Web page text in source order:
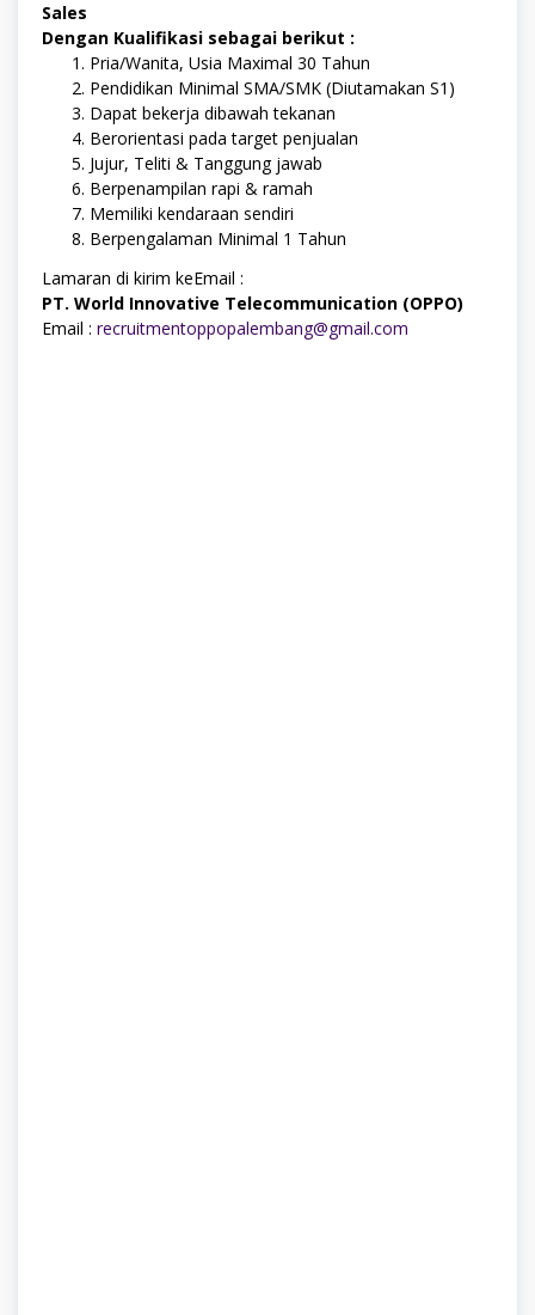
Sales
Dengan Kualifikasi sebagai berikut :
Pria/Wanita, Usia Maximal 30 Tahun
Pendidikan Minimal SMA/SMK (Diutamakan S1)
Dapat bekerja dibawah tekanan
Berorientasi pada target penjualan
Jujur, Teliti & Tanggung jawab
Berpenampilan rapi & ramah
Memiliki kendaraan sendiri
Berpengalaman Minimal 1 Tahun
Lamaran di kirim keEmail :
PT. World Innovative Telecommunication (OPPO)
Email : recruitmentoppopalembang@gmail.com